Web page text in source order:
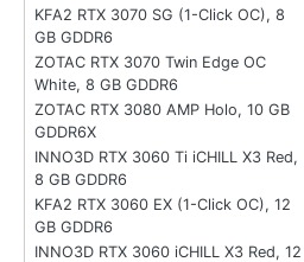
KFA2 RTX 3070 SG (1-Click OC), 8
GB GDDR6
ZOTAC RTX 3070 Twin Edge OC
White, 8 GB GDDR6
ZOTAC RTX 3080 AMP Holo, 10 GB
GDDR6X
INNO3D RTX 3060 Ti iCHILL X3 Red,
8 GB GDDR6
KFA2 RTX 3060 EX (1-Click OC), 12
GB GDDR6
INNO3D RTX 3060 iCHILL X3 Red, 12